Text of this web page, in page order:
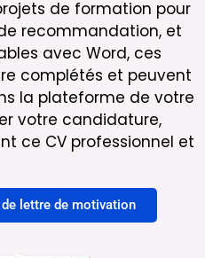
de formation pour
recommandation, et
avec Word, ces
complétés et peuvent
la plateforme de votre
votre candidature,
ce CV professionnel et
lettre de motivation